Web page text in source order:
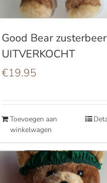
Good Bear zusterbeer
UITVERKOCHT
€19.95
Toevoegen aan
winkelwagen